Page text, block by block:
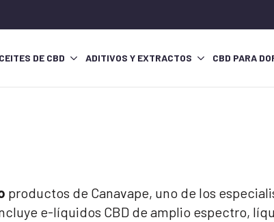
DE CBD ADITIVOS Y EXTRACTOS CBD PARA
productos de Canavape, uno de los
e-líquidos CBD de amplio espectro,